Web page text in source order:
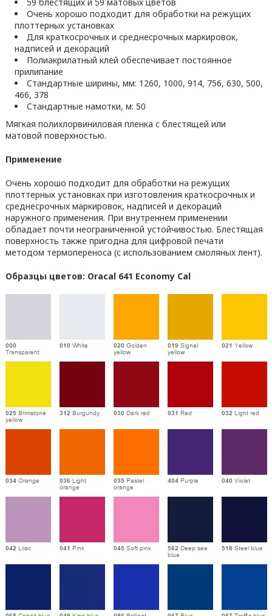
Очень хорошо подходит для обработки на режущих
плоттерных установках
Для краткосрочных и среднесрочных маркировок,
надписей и декораций
Полиакрилатный клей обеспечивает постоянное
прилипание
Стандартные ширины, мм: 1260, 1000, 914, 756, 630, 500,
466, 378
Стандартные намотки, м: 50
Мягкая полихлорвиниловая пленка с блестящей или
матовой поверхностью.
Применение
Очень хорошо подходит для обработки на режущих
плоттерных установках при изготовления краткосрочных и
среднесрочных маркировок, надписей и декораций
наружного применения. При внутреннем применении
обладает почти неограниченной устойчивостью. Блестящая
поверхность также пригодна для цифровой печати
методом термопереноса (с использованием смоляных лент).
Образцы цветов: Oracal 641 Economy Cal